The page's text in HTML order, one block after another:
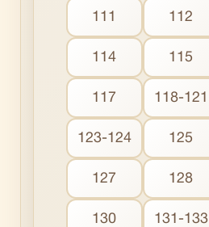
111 112
114 115
117 118-121
123-124 125
127 128
130 131-133